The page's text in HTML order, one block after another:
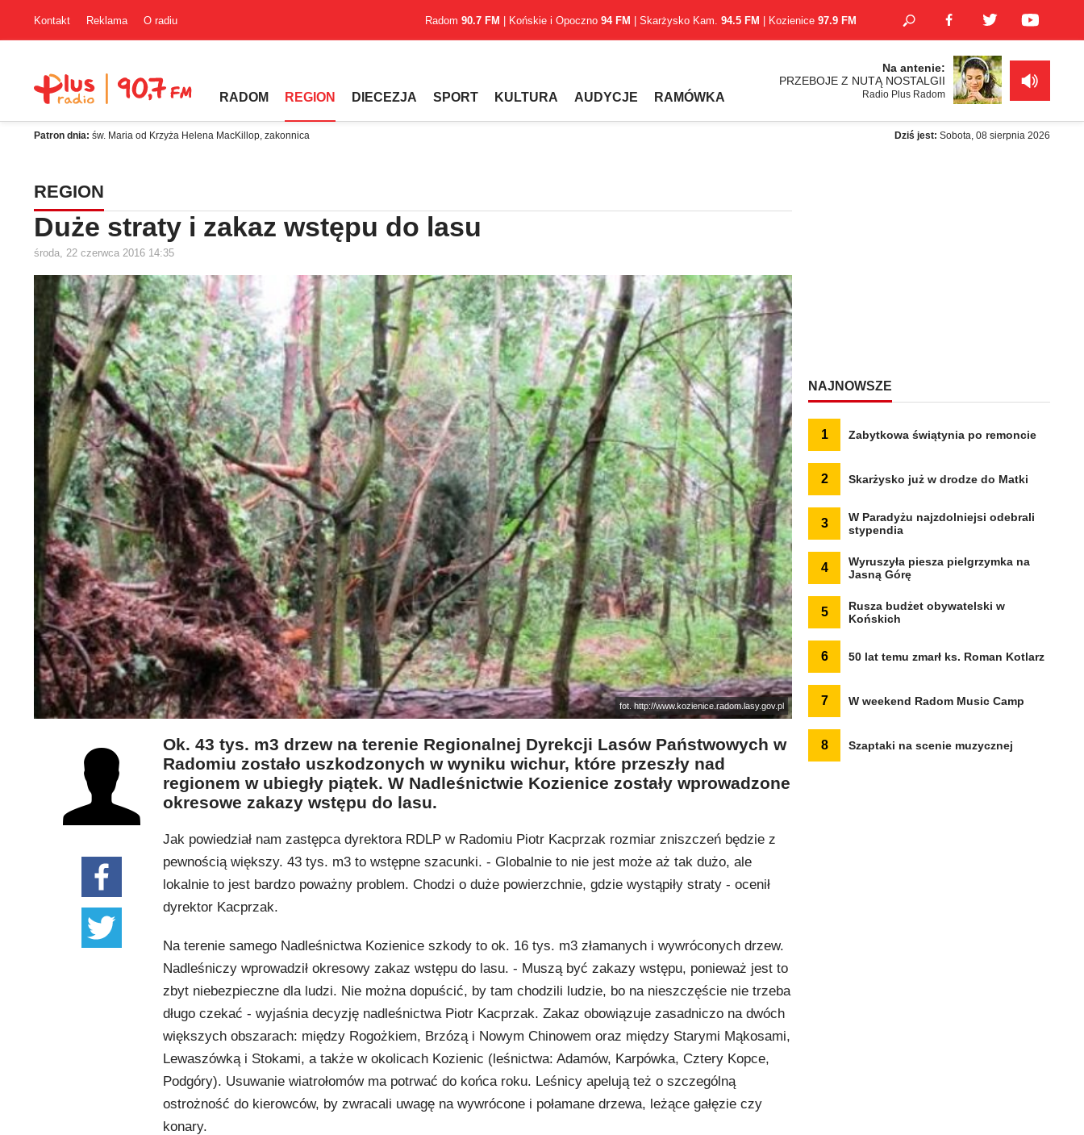
Kontakt Reklama O radiu Radom 90.7 FM | Końskie i Opoczno 94 FM | Skarżysko Kam. 94.5 FM | Kozienice 97.9 FM
RADOM REGION DIECEZJA SPORT KULTURA AUDYCJE RAMÓWKA
Na antenie:
PRZEBOJE Z NUTĄ NOSTALGII
Radio Plus Radom
Patron dnia: św. Maria od Krzyża Helena MacKillop, zakonnica Dziś jest: Sobota, 08 sierpnia 2026
REGION
Duże straty i zakaz wstępu do lasu
środa, 22 czerwca 2016 14:35
fot. http://www.kozienice.radom.lasy.gov.pl
Ok. 43 tys. m3 drzew na terenie Regionalnej Dyrekcji Lasów Państwowych w
Radomiu zostało uszkodzonych w wyniku wichur, które przeszły nad
regionem w ubiegły piątek. W Nadleśnictwie Kozienice zostały wprowadzone
okresowe zakazy wstępu do lasu.
Jak powiedział nam zastępca dyrektora RDLP w Radomiu Piotr Kacprzak rozmiar zniszczeń będzie z
pewnością większy. 43 tys. m3 to wstępne szacunki. - Globalnie to nie jest może aż tak dużo, ale
lokalnie to jest bardzo poważny problem. Chodzi o duże powierzchnie, gdzie wystąpiły straty - ocenił
dyrektor Kacprzak.
Na terenie samego Nadleśnictwa Kozienice szkody to ok. 16 tys. m3 złamanych i wywróconych drzew.
Nadleśniczy wprowadził okresowy zakaz wstępu do lasu. - Muszą być zakazy wstępu, ponieważ jest to
zbyt niebezpieczne dla ludzi. Nie można dopuścić, by tam chodzili ludzie, bo na nieszczęście nie trzeba
długo czekać - wyjaśnia decyzję nadleśnictwa Piotr Kacprzak. Zakaz obowiązuje zasadniczo na dwóch
większych obszarach: między Rogożkiem, Brzózą i Nowym Chinowem oraz między Starymi Mąkosami,
Lewaszówką i Stokami, a także w okolicach Kozienic (leśnictwa: Adamów, Karpówka, Cztery Kopce,
Podgóry). Usuwanie wiatrołomów ma potrwać do końca roku. Leśnicy apelują też o szczególną
ostrożność do kierowców, by zwracali uwagę na wywrócone i połamane drzewa, leżące gałęzie czy
konary.
NAJNOWSZE
1 Zabytkowa świątynia po remoncie
2 Skarżysko już w drodze do Matki
3
W Paradyżu najzdolniejsi odebrali
stypendia
4
Wyruszyła piesza pielgrzymka na
Jasną Górę
5
Rusza budżet obywatelski w
Końskich
6 50 lat temu zmarł ks. Roman Kotlarz
7 W weekend Radom Music Camp
8 Szaptaki na scenie muzycznej